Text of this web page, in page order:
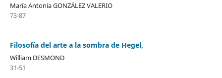
María Antonia GONZÁLEZ VALERIO
73-87
Filosofía del arte a la sombra de Hegel,
William DESMOND
31-51